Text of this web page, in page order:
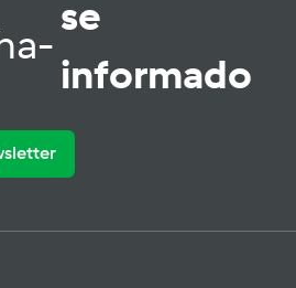
se
informado